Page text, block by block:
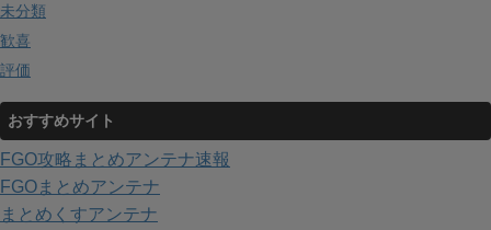
未分類
歓喜
評価
おすすめサイト
FGO攻略まとめアンテナ速報
FGOまとめアンテナ
まとめくすアンテナ